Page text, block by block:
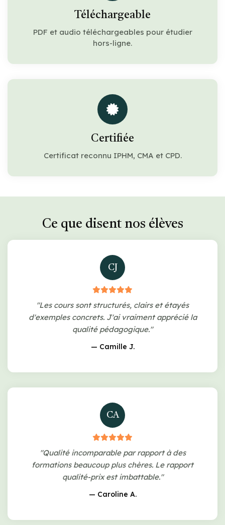
Téléchargeable
PDF et audio téléchargeables pour étudier
hors-ligne.
Certifiée
Certificat reconnu IPHM, CMA et CPD.
Ce que disent nos élèves
CJ
"Les cours sont structurés, clairs et étayés
d'exemples concrets. J'ai vraiment apprécié la
qualité pédagogique."
— Camille J.
CA
"Qualité incomparable par rapport à des
formations beaucoup plus chères. Le rapport
qualité-prix est imbattable."
— Caroline A.